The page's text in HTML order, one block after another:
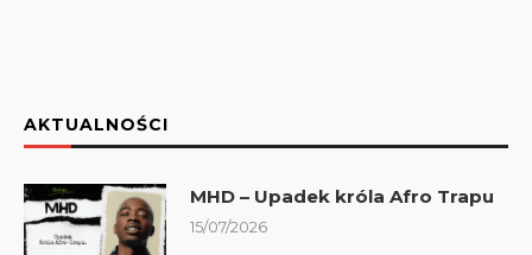
AKTUALNOŚCI
MHD – Upadek króla Afro Trapu
15/07/2026